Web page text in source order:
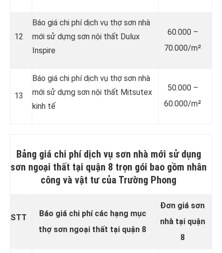
12
Báo giá chi phí dịch vụ thợ sơn nhà
mới sử dựng sơn nội thất Dulux
Inspire
60.000 –
70.000/m²
13
Báo giá chi phí dịch vụ thợ sơn nhà
mới sử dựng sơn nội thất Mitsutex
kinh tế
50.000 –
60.000/m²
Bảng giá chi phí dịch vụ sơn nhà mới sử dụng
sơn ngoại thất tại quận 8 trọn gói bao gồm nhân
công và vật tư của Trường Phong
STT
Báo giá chi phí các hạng mục
thợ sơn ngoại thất tại quận 8
Đơn giá sơn
nhà tại quận
8